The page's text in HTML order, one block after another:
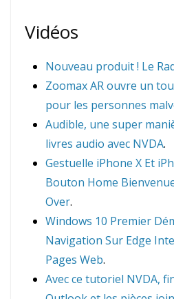
Vidéos
Nouveau produit ! Le
Zoomax AR ouvre un
pour les personnes
Audible, une super
livres audio avec NVDA.
Gestuelle iPhone X Et
Bouton Home
Over.
Windows 10 Premier
Navigation Sur Edge
Pages Web.
Avec ce tutoriel NVDA,